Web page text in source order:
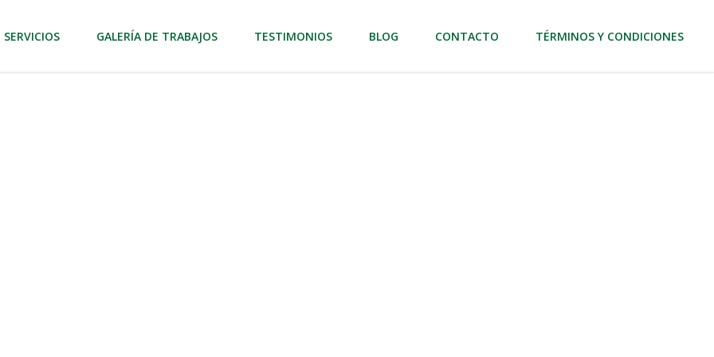
SERVICIOS GALERÍA DE TRABAJOS TESTIMONIOS BLOG CONTACTO TÉRMINOS Y CONDICIONES